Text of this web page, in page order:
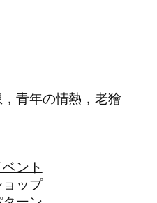
青年の情熱，老獪
ント
ョップ